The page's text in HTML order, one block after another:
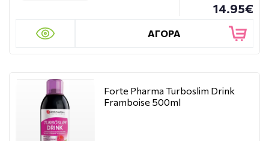
14.95€
ΑΓΟΡΑ
Forte Pharma Turboslim Drink
Framboise 500ml